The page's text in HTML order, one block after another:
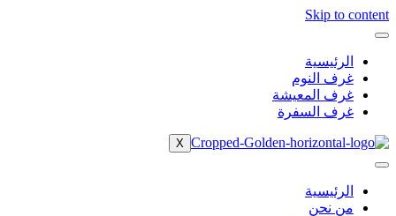
Skip to content
الرئيسية
غرف النوم
غرف المعيشة
غرف السفرة
X
الرئيسية
من نحن